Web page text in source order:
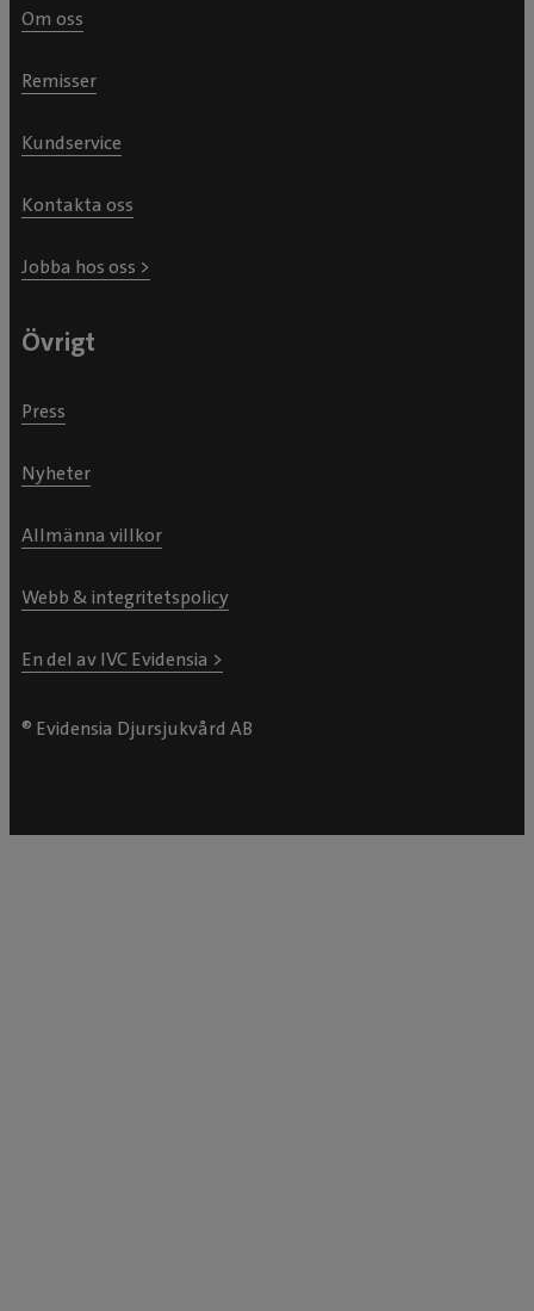
Om oss
Remisser
Kundservice
Kontakta oss
Jobba hos oss >
Övrigt
Press
Nyheter
Allmänna villkor
Webb & integritetspolicy
En del av IVC Evidensia >
® Evidensia Djursjukvård AB